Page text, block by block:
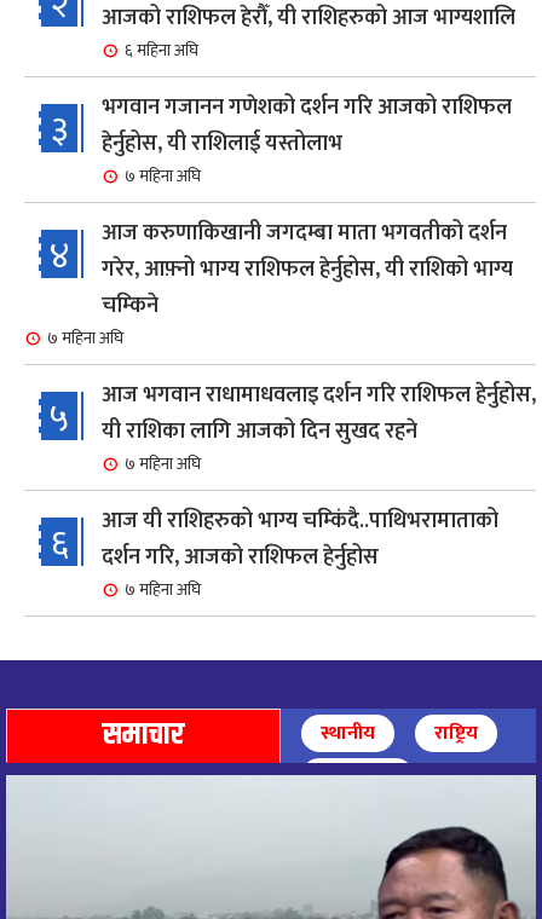
आजको राशिफल हेरौँ, यी राशिहरुको आज भाग्यशालि
६ महिना अघि
३
भगवान गजानन गणेशको दर्शन गरि आजको राशिफल
हेर्नुहोस, यी राशिलाई यस्तोलाभ
७ महिना अघि
४
आज करुणाकिखानी जगदम्बा माता भगवतीको दर्शन
गरेर, आफ़्नो भाग्य राशिफल हेर्नुहोस, यी राशिको भाग्य
चम्किने
७ महिना अघि
५
आज भगवान राधामाधवलाइ दर्शन गरि राशिफल हेर्नुहोस,
यी राशिका लागि आजको दिन सुखद रहने
७ महिना अघि
६
आज यी राशिहरुको भाग्य चम्किंदै..पाथिभरामाताको
दर्शन गरि, आजको राशिफल हेर्नुहोस
७ महिना अघि
७
९ महिना अघि
८
आज पाथिभारा माताको दर्शन गरि, दिनको सुरुवात गर्दै,
आज माताभगवती जगज्जननी पाथिभरादेवीको दर्शन गरि
समाचार स्थानीय
राष्ट्रिय
अन्तर्राष्ट्रिय